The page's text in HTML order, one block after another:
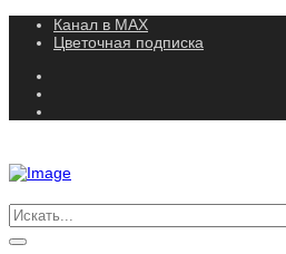
Канал в MAX
Цветочная подписка